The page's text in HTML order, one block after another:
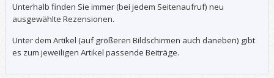
Unterhalb finden Sie immer (bei jedem Seitenaufruf) neu
ausgewählte Rezensionen.
Unter dem Artikel (auf größeren Bildschirmen auch daneben) gibt
es zum jeweiligen Artikel passende Beiträge.